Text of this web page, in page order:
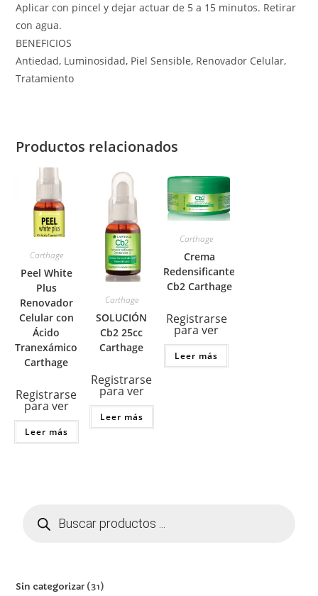
Aplicar con pincel y dejar actuar de 5 a 15 minutos. Retirar
con agua.
BENEFICIOS
Antiedad, Luminosidad, Piel Sensible, Renovador Celular,
Tratamiento
Productos relacionados
Carthage
Peel White
Plus
Renovador
Celular con
Ácido
Tranexámico
Carthage
Registrarse
para ver
Leer más
Carthage
SOLUCIÓN
Cb2 25cc
Carthage
Registrarse
para ver
Leer más
Carthage
Crema
Redensificante
Cb2 Carthage
Registrarse
para ver
Leer más
Sin categorizar 31